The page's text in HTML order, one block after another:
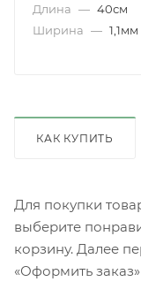
Длина — 40см
Ширина — 1,1мм
КАК КУПИТЬ
Для покупки
выберите
корзину. Далее
«Оформить